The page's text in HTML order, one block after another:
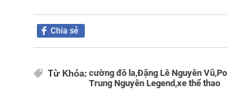
Chia sẻ
Từ Khóa: cường đô la,Đặng Lê Nguyên Vũ,
Trung Nguyên Legend,xe thể thao